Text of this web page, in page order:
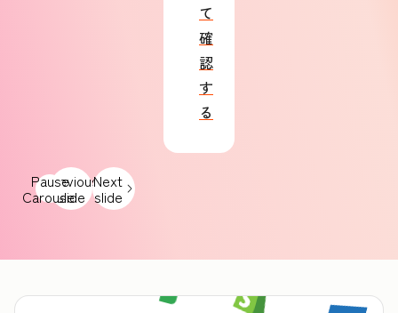
Previous
slide
Next
slide
て
確
認
す
る
Pause
Carousel